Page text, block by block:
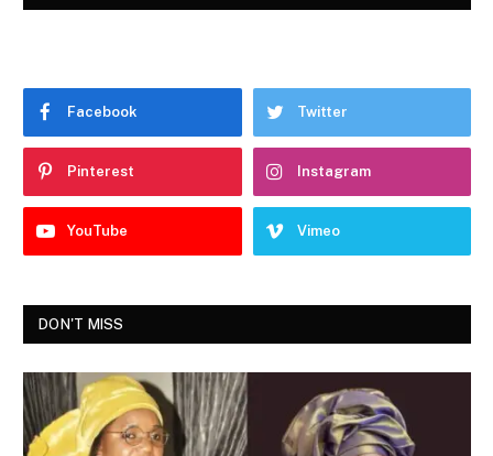
Facebook Twitter
Pinterest Instagram
YouTube Vimeo
DON'T MISS